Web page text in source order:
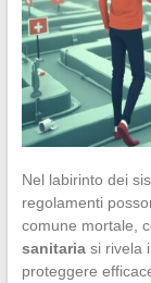
Nel labirinto dei
regolamenti
comune mortale,
sanitariasi rivela
proteggere